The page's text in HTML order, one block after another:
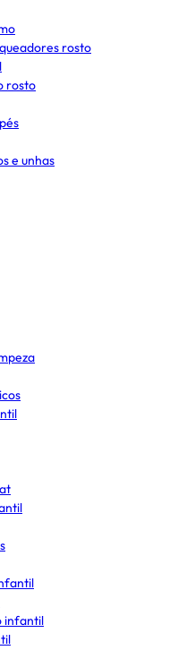
rosto
rosto
e unhas
infantil